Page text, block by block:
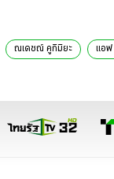
ณเดชณ์ คูกิมิยะ แอฟ